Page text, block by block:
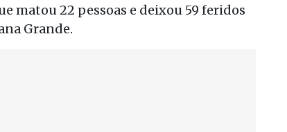
matou 22 pessoas e deixou 59 feridos
Grande.